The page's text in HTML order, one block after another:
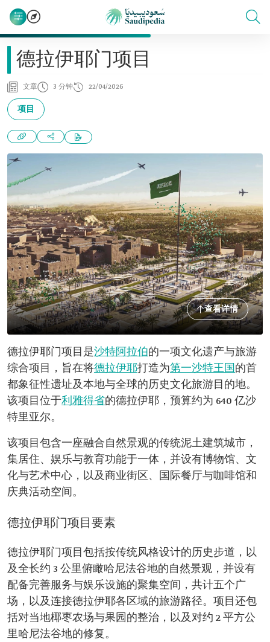
德拉伊耶门项目
文章 3 分钟 22/04/2026
项目
查看详情
德拉伊耶门项目是沙特阿拉伯的一项文化遗产与旅游
综合项目，旨在将德拉伊耶打造为第一沙特王国的首
都象征性遗址及本地与全球的历史文化旅游目的地。
该项目位于利雅得省的德拉伊耶，预算约为 640 亿沙
特里亚尔。
该项目包含一座融合自然景观的传统泥土建筑城市，
集居住、娱乐与教育功能于一体，并设有博物馆、文
化与艺术中心，以及商业街区、国际餐厅与咖啡馆和
庆典活动空间。
德拉伊耶门项目要素
德拉伊耶门项目包括按传统风格设计的历史步道，以
及全长约 3 公里俯瞰哈尼法谷地的自然景观，并设有
配备完善服务与娱乐设施的聚集空间，共计五个广
场，以及连接德拉伊耶各区域的旅游路径。项目还包
括对当地椰枣农场与果园的整治，以及对约 2 平方公
里哈尼法谷地的修复。